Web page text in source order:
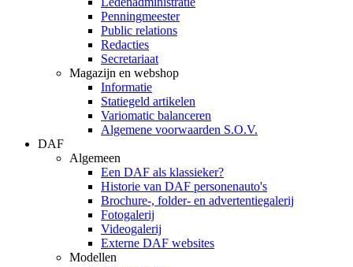
Penningmeester
Public relations
Redacties
Secretariaat
Magazijn en webshop
Informatie
Statiegeld artikelen
Variomatic balanceren
Algemene voorwaarden S.O.V.
DAF
Algemeen
Een DAF als klassieker?
Historie van DAF personenauto's
Brochure-, folder- en advertentiegalerij
Fotogalerij
Videogalerij
Externe DAF websites
Modellen